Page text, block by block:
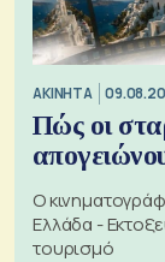
ΑΚΙΝΗΤΑ
Πώς οι
Ο
Ελλάδα -
τουρισμό